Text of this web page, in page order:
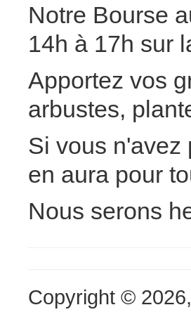
Notre Bourse
14h à 17h sur
Apportez vos
arbustes,
Si vous n'avez
en aura pour
Nous serons
Copyright ©